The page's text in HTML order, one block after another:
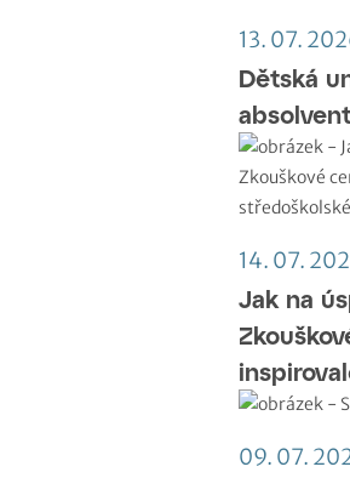
13. 07.
Dětská
14. 07.
Jak na
09. 07.